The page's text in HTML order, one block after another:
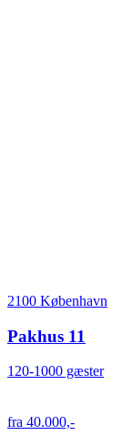
2100 København
Pakhus 11
120-1000 gæster
fra 40.000,-